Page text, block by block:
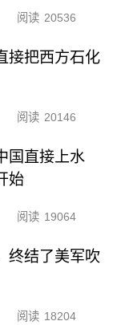
阅读 20536
接把西方石化
阅读 20146
国直接上水
始
阅读 19064
终结了美军吹
阅读 18204